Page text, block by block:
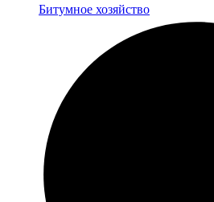
Битумное хозяйство